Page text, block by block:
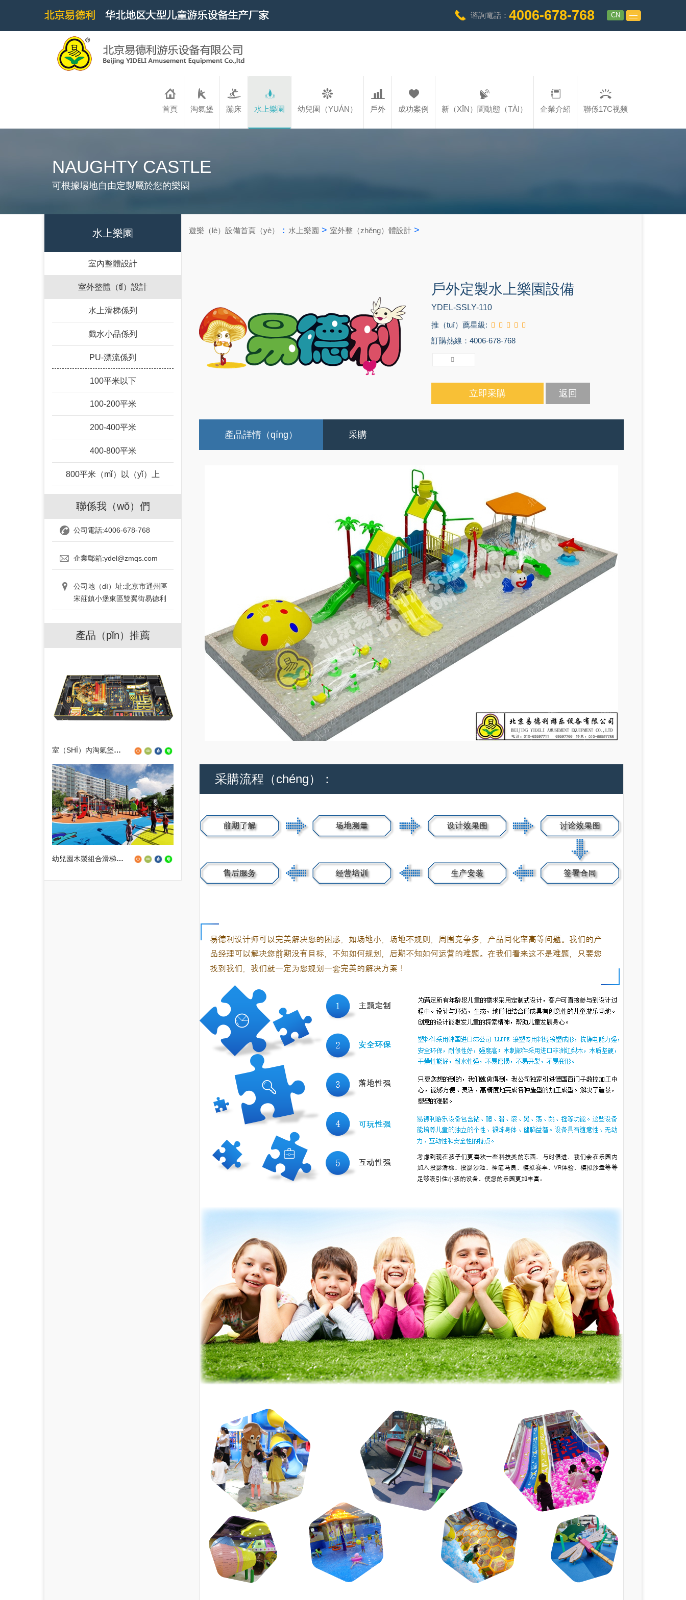
谘詢電話： 4006-678-768 CN
首頁 淘氣堡 蹦床 水上樂園 幼兒園（YUÁN） 戶外 成功案例 新（XĪN）聞動態（TÀI） 企業介紹 聯係17C视频
NAUGHTY CASTLE
可根據場地自由定製屬於您的樂園
水上樂園
室內整體設計
室外整體（tǐ）設計
水上滑梯係列
戲水小品係列
PU-漂流係列
100平米以下
100-200平米
200-400平米
400-800平米
800平米（mǐ）以（yǐ）上
聯係我（wǒ）們
公司電話:4006-678-768
企業郵箱:ydel@zmqs.com
公司地（dì）址:北京市通州區
宋莊鎮小堡東區雙翼街易德利
產品（pǐn）推薦
室（SHÌ）內淘氣堡運動公園
幼兒園木製組合滑梯設備
遊樂（lè）設備首頁（yè） ： 水上樂園 > 室外整（zhěng）體設計 >
戶外定製水上樂園設備
YDEL-SSLY-110
推（tuī）薦星級:
訂購熱線：4006-678-768
立即采購 返回
產品詳情（qíng） 采購
采購流程（chéng）：